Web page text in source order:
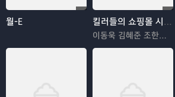
월-E 킬러들의 쇼핑몰 시즌2
이동욱 김혜준 조한선 김해나